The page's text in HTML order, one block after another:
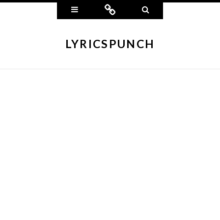
Widgets Connect
LYRICSPUNCH